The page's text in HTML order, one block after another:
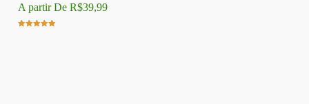
A partir De R$39,99